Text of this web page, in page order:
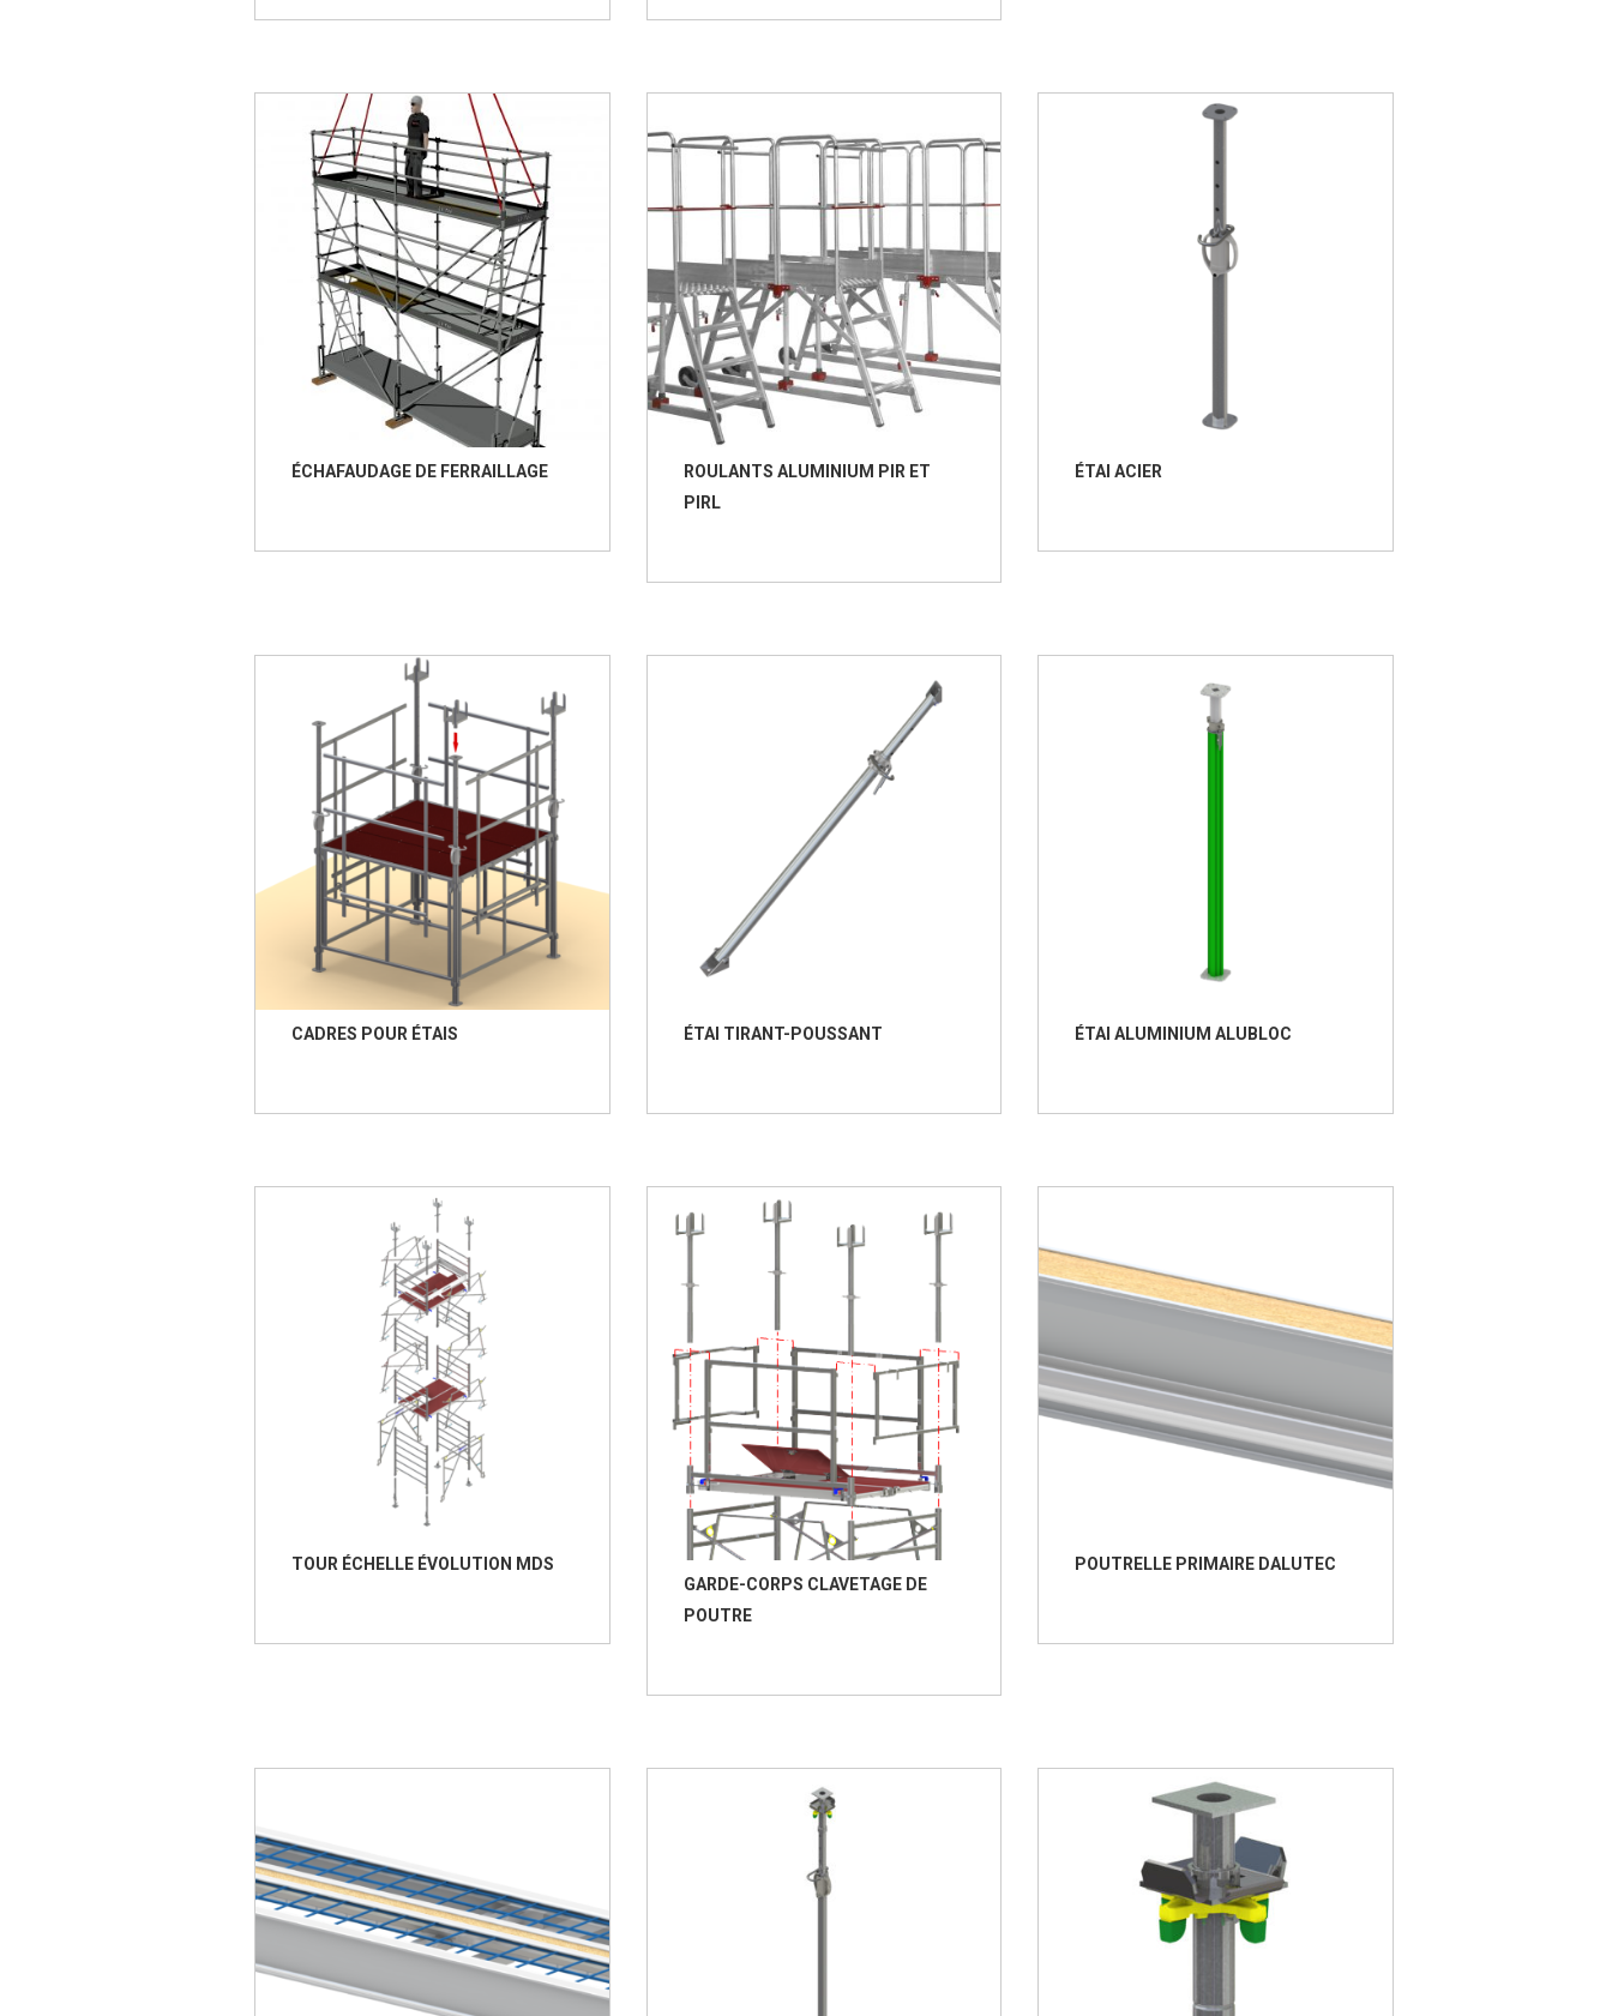
ÉCHAFAUDAGE DE FERRAILLAGE
ROULANTS ALUMINIUM PIR ET
PIRL
ÉTAI ACIER
CADRES POUR ÉTAIS ÉTAI TIRANT-POUSSANT ÉTAI ALUMINIUM ALUBLOC
TOUR ÉCHELLE ÉVOLUTION MDS
GARDE-CORPS CLAVETAGE DE
POUTRE
POUTRELLE PRIMAIRE DALUTEC